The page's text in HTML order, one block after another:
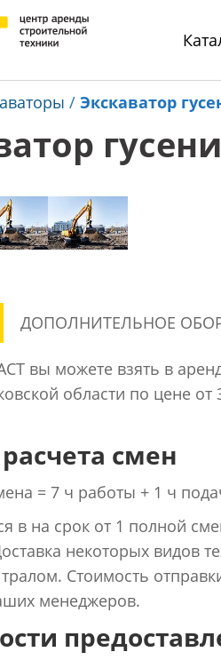
/ Экскаватор
ДОПОЛНИТЕЛЬНОЕ
вы можете взять в
области по цене от
смен
= 7 ч работы + 1 ч
в на срок от 1 полной
некоторых видов
Стоимость
менеджеров.